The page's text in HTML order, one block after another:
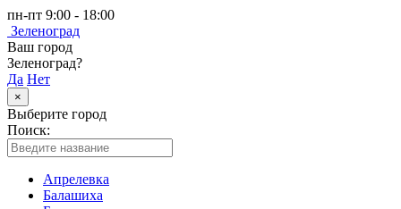
пн-пт 9:00 - 18:00
Зеленоград
Ваш город
Зеленоград?
Да Нет
×
Выберите город
Поиск:
Апрелевка
Балашиха